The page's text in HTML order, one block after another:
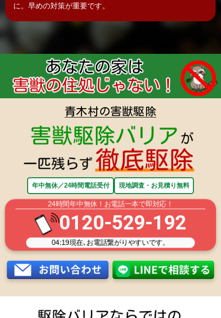
に。早めの対策が重要です。
青木村の害獣駆除
年中無休／24時間電話受付 現地調査・お見積り無料
24時間年中無休！お電話一本で即対応！
0120-529-192
04:19現在､お電話繋がりやすいです。